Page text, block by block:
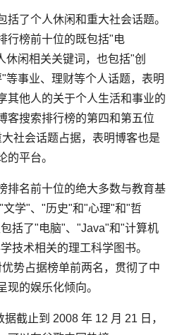
了个人休闲和重大社会话题。
行榜前十位的既包括"电
闲相关关键词，也包括"创
等事业、理财等个人话题，表明
其他人的关于个人生活和事业的
客搜索排行榜的第四和第五位
社会话题占据，表明博客也是
的平台。
排名前十位的绝大多数与教育基
学"、"历史"和"心理"和"哲
括了"电脑"、"Java"和"计算机
技术相关的理工科学图书。
势占据榜单前两名，贯彻了中
现的娱乐化倾向。
截止到 2008 年 12 月 21 日，